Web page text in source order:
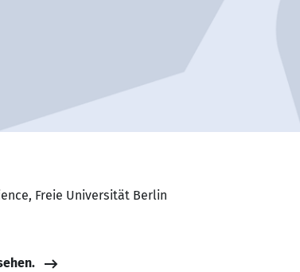
Freie Universität Berlin